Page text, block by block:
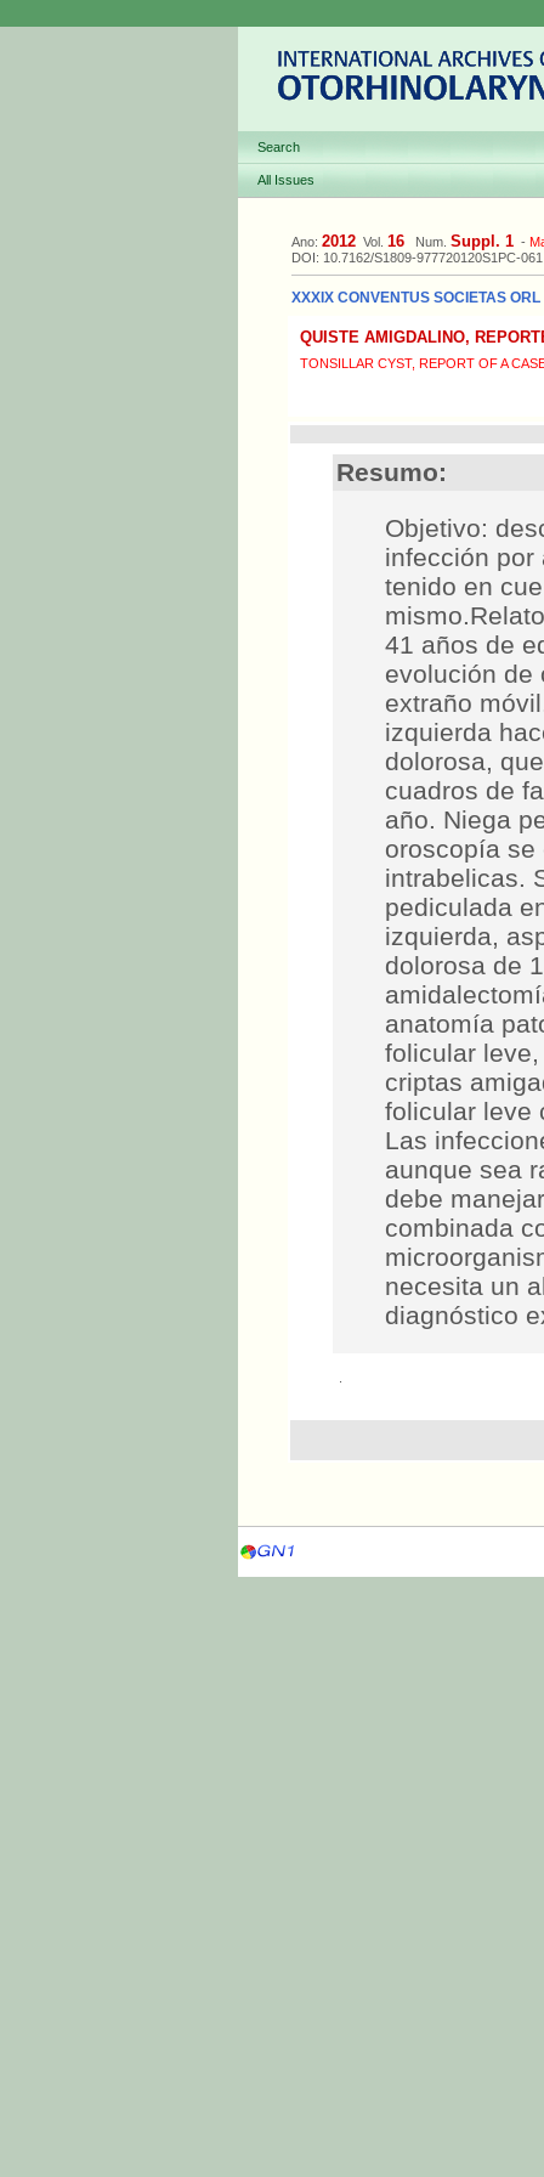
Search
All Issues
Ano: 2012 Vol. 16 Num. Suppl. 1 -
DOI: 10.7162/S1809-977720120S1PC-061
XXXIX CONVENTUS SOCIETAS
QUISTE AMIGDALINO,
TONSILLAR CYST, REPORT OF A
Resumo:
Objetivo:
infección por
tenido en
41 años de
evolución de
extraño
izquierda
dolorosa,
cuadros de
año. Niega
oroscopía se
intrabelicas.
pediculada
izquierda,
dolorosa de
anatomía
folicular
criptas
folicular leve
Las
aunque sea
debe
combinada
necesita un
diagnóstico